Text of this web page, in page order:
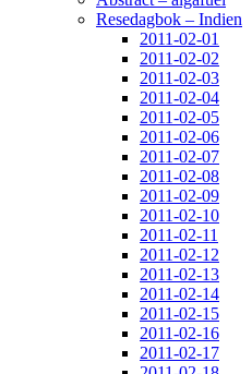
Resedagbok – Indien
2011-02-01
2011-02-02
2011-02-03
2011-02-04
2011-02-05
2011-02-06
2011-02-07
2011-02-08
2011-02-09
2011-02-10
2011-02-11
2011-02-12
2011-02-13
2011-02-14
2011-02-15
2011-02-16
2011-02-17